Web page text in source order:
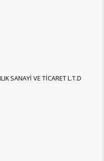
SANAYİ VE TİCARET L.T.D